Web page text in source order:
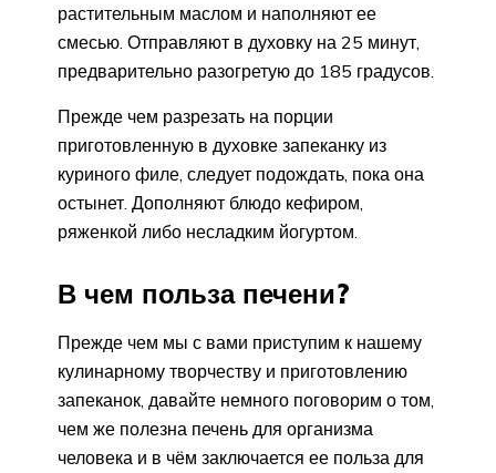
растительным маслом и наполняют ее
смесью. Отправляют в духовку на 25 минут,
предварительно разогретую до 185 градусов.
Прежде чем разрезать на порции
приготовленную в духовке запеканку из
куриного филе, следует подождать, пока она
остынет. Дополняют блюдо кефиром,
ряженкой либо несладким йогуртом.
В чем польза печени?
Прежде чем мы с вами приступим к нашему
кулинарному творчеству и приготовлению
запеканок, давайте немного поговорим о том,
чем же полезна печень для организма
человека и в чём заключается ее польза для